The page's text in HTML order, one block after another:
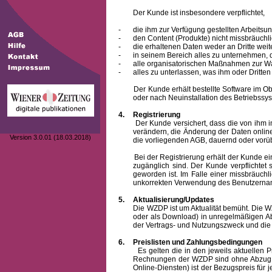
Version 3.0.01 (18.03.2018)
Der Kunde ist insbesondere verpflichtet,
-
die ihm zur Verfügung gestellten
-
den Content (Produkte) nicht
-
die erhaltenen Daten weder an Dritte
-
in seinem Bereich alles zu unternehmen,
-
alle organisatorischen Maßnahmen zur
-
alles zu unterlassen, was ihm oder
Der Kunde erhält bestellte Software im
oder nach Neuinstallation des
4.
Registrierung
Der Kunde versichert, dass die von ihm
verändern, die Änderung der Daten
die vorliegenden AGB, dauernd oder
Bei der Registrierung erhält der Kunde
zugänglich sind. Der Kunde verpflichtet
geworden ist. Im Falle einer
unkorrekten Verwendung des
5.
Aktualisierung/Updates
Die WZDP ist um Aktualität bemüht. Die
oder als Download) in unregelmäßigen
der Vertrags- und Nutzungszweck und
6.
Preislisten und Zahlungsbedingungen
Es gelten die in den jeweils aktuellen
Rechnungen der WZDP sind ohne
Online-Diensten) ist der Bezugspreis für